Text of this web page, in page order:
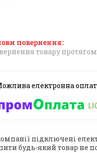
товару протягом
підключені
будь-який товар не